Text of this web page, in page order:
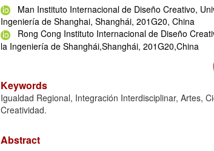
Man Instituto Internacional de Diseño Creativo,
Ingeniería de Shanghai, Shanghái, 201G20, China
Rong Cong Instituto Internacional de Diseño
la Ingeniería de Shanghái,Shanghái, 201G20,China
Keywords
Igualdad Regional, Integración Interdisciplinar, Artes,
Creatividad.
Abstract